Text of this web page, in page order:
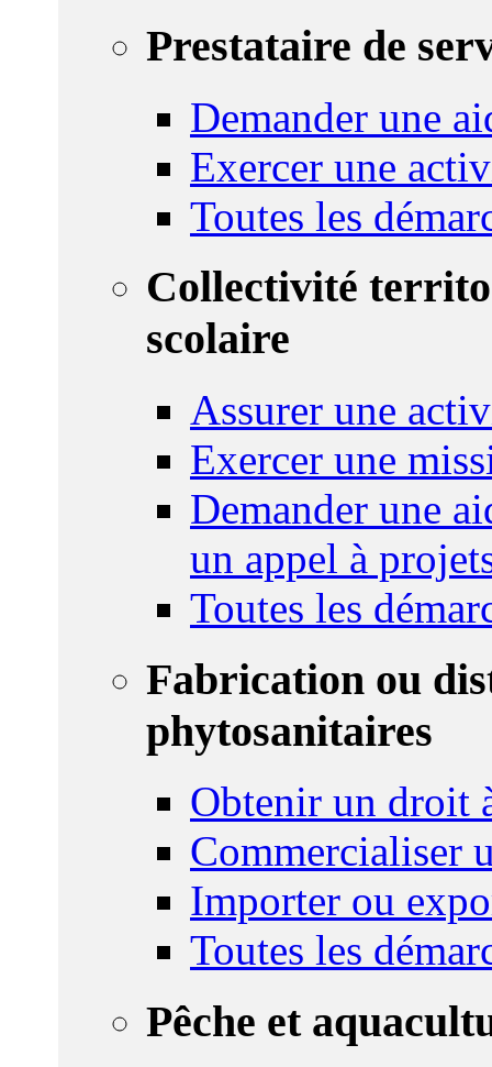
Prestataire de
Demander une
Exercer une
Toutes les
Collectivité
scolaire
Assurer une
Exercer une
Demander une
un appel à
Toutes les
Fabrication ou
phytosanitaires
Obtenir un droit
Commercialiser
Importer ou
Toutes les
Pêche et